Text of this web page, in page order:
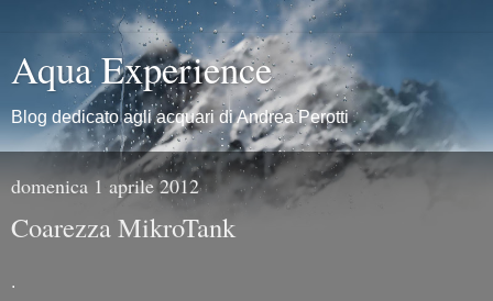
Aqua Experience
Blog dedicato agli acquari di Andrea Perotti
domenica 1 aprile 2012
Coarezza MikroTank
.